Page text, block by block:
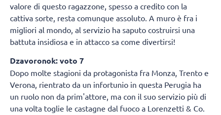
valore di questo ragazzone, spesso a credito con la
cattiva sorte, resta comunque assoluto. A muro è fra i
migliori al mondo, al servizio ha saputo costruirsi una
battuta insidiosa e in attacco sa come divertirsi!
Dzavoronok: voto 7
Dopo molte stagioni da protagonista fra Monza, Trento e
Verona, rientrato da un infortunio in questa Perugia ha
un ruolo non da prim'attore, ma con il suo servizio più di
una volta toglie le castagne dal fuoco a Lorenzetti & Co.